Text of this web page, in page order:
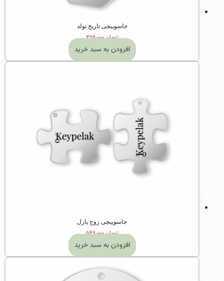
جاسوییچی تاریخ تولد
تومان۴۹۹,۰۰۰
افزودن به سبد خرید
جاسوییچی زوج پازل
تومان۵۴۹,۰۰۰
افزودن به سبد خرید